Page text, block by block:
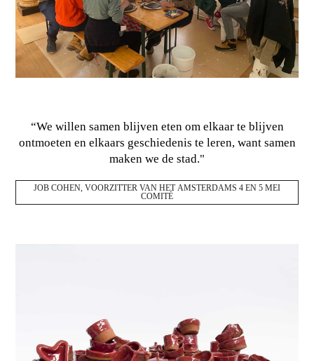
“We willen samen blijven eten om elkaar te blijven
ontmoeten en elkaars geschiedenis te leren, want samen
maken we de stad."
JOB COHEN, VOORZITTER VAN HET AMSTERDAMS 4 EN 5 MEI
COMITÉ